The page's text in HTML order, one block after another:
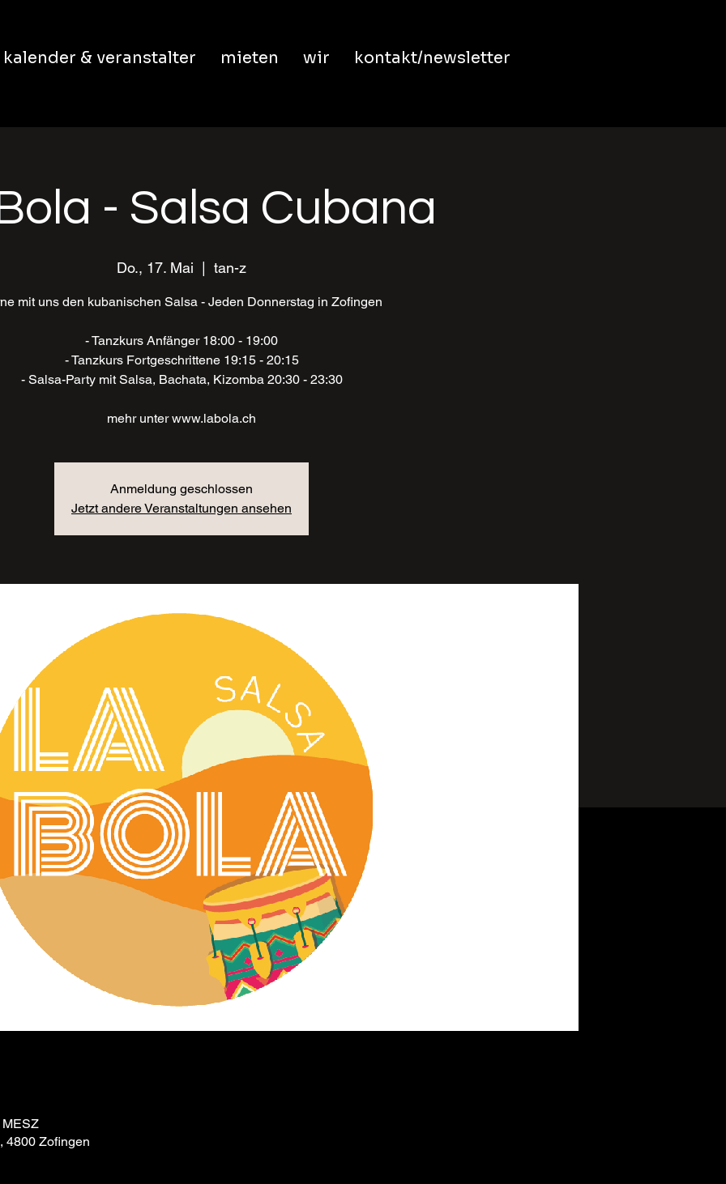
kalender & veranstalter mieten wir kontakt/newsletter
- Salsa Cubana
Do., 17. Mai tan-z
mit uns den kubanischen Salsa - Jeden Donnerstag in Zofingen
- Tanzkurs Anfänger 18:00 - 19:00
- Tanzkurs Fortgeschrittene 19:15 - 20:15
- Salsa-Party mit Salsa, Bachata, Kizomba 20:30 - 23:30
mehr unter www.labola.ch
Anmeldung geschlossen
Jetzt andere Veranstaltungen ansehen
4800 Zofingen